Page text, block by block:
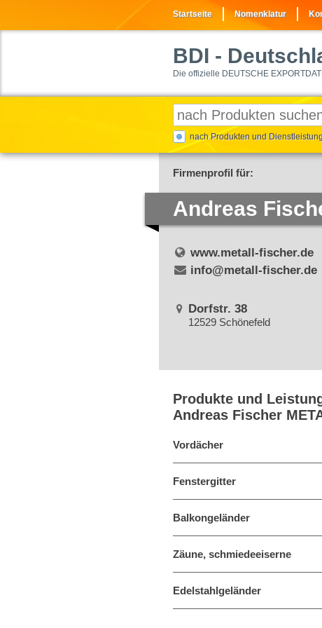
Startseite Nomenklatur
BDI -
Die offizielle DEUTSCHE
nach Produkten und
Firmenprofil für:
Andreas
www.metall-fischer.de
info@metall-fischer.de
Dorfstr. 38
12529 Schönefeld
Produkte und
Andreas Fischer
Vordächer
Fenstergitter
Balkongeländer
Zäune, schmiedeeiserne
Edelstahlgeländer